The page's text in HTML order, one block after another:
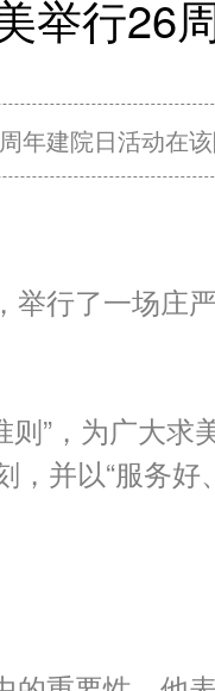
行26
年建院日活动在该
行了一场庄
则”，为广大求
并以“服务